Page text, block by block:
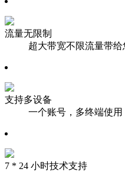
流量无限制
超大带宽不限流量带给
支持多设备
一个账号，多终端使
7 * 24 小时技术支持